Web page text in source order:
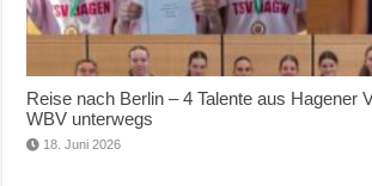
Reise nach Berlin – 4 Talente aus Hagener
WBV unterwegs
18. Juni 2026